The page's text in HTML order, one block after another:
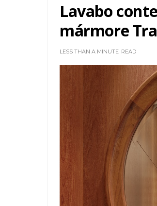
Lavabo
mármore
LESS THAN A MINUTE READ